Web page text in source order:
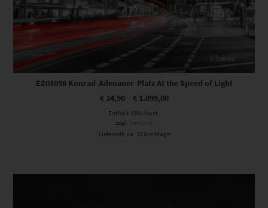
EZ01098 Konrad-Adenauer-Platz At the Speed of Light
€24,90– €1.099,00
Enthält 19% Mwst.
zzgl. Versand
Lieferzeit: ca. 10 Werktage
Dieses Produkt weist mehrere Varianten auf. Die Optionen können auf der Produktseite gewählt werden